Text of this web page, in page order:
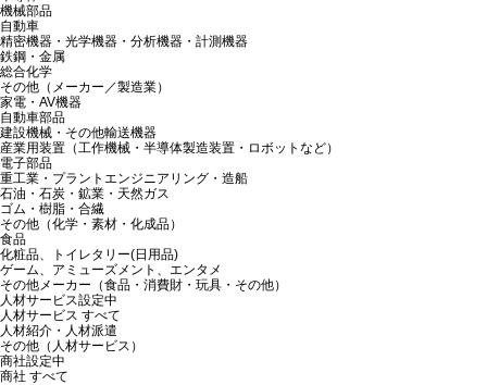
機械部品
自動車
精密機器・光学機器・分析機器・計測機器
鉄鋼・金属
総合化学
その他（メーカー／製造業）
家電・AV機器
自動車部品
建設機械・その他輸送機器
産業用装置（工作機械・半導体製造装置・ロボットなど）
電子部品
重工業・プラントエンジニアリング・造船
石油・石炭・鉱業・天然ガス
ゴム・樹脂・合繊
その他（化学・素材・化成品）
食品
化粧品、トイレタリー(日用品)
ゲーム、アミューズメント、エンタメ
その他メーカー（食品・消費財・玩具・その他）
人材サービス設定中
人材サービス すべて
人材紹介・人材派遣
その他（人材サービス）
商社設定中
商社 すべて